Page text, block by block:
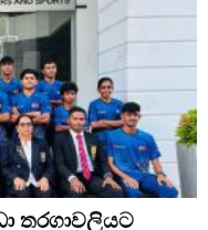
තරගාවලියට